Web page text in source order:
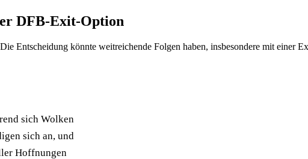
DFB-Exit-Option
Entscheidung könnte weitreichende Folgen haben, insbesondere mit einer
sich Wolken
sich an, und
Hoffnungen